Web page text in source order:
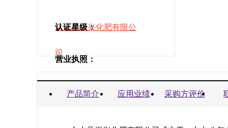
文水县振兴化肥有限公
司
认证星级：
营业执照：
商业信誉承诺书：
产品简介 应用业绩 采购方评价